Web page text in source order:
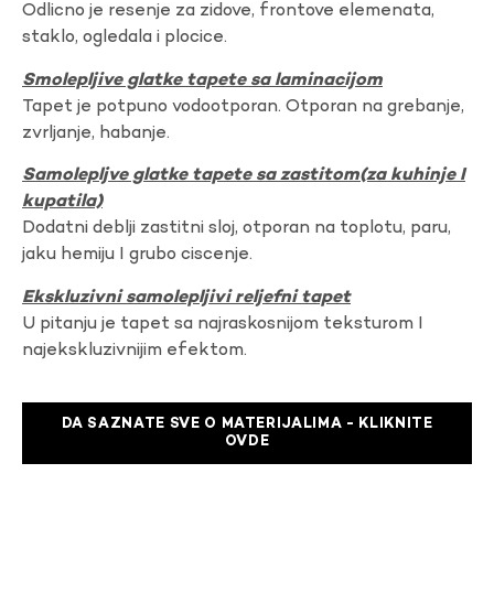
Odlicno je resenje za zidove, frontove elemenata,
staklo, ogledala i plocice.
Smolepljive glatke tapete sa laminacijom
Tapet je potpuno vodootporan. Otporan na grebanje,
zvrljanje, habanje.
Samolepljve glatke tapete sa zastitom(za kuhinje I
kupatila)
Dodatni deblji zastitni sloj, otporan na toplotu, paru,
jaku hemiju I grubo ciscenje.
Ekskluzivni samolepljivi reljefni tapet
U pitanju je tapet sa najraskosnijom teksturom I
najekskluzivnijim efektom.
DA SAZNATE SVE O MATERIJALIMA - KLIKNITE
OVDE